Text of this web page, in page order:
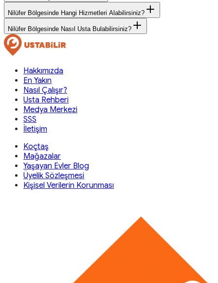
Nilüfer Bölgesinde Hangi Hizmetleri Alabilirsiniz?
Nilüfer Bölgesinde Nasıl Usta Bulabilirsiniz?
Hakkımızda
En Yakın
Nasıl Çalışır?
Usta Rehberi
Medya Merkezi
SSS
İletişim
Koçtaş
Mağazalar
Yaşayan Evler Blog
Üyelik Sözleşmesi
Kişisel Verilerin Korunması